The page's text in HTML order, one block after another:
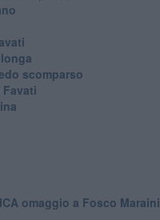
scomparso
omaggio a Fosco Maraini